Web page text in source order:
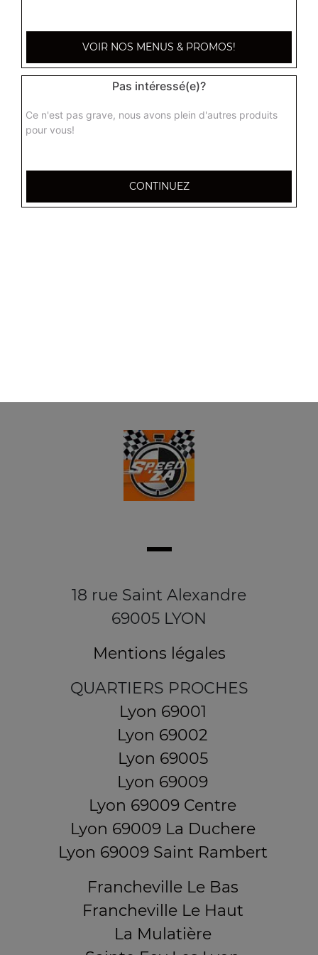
18 rue Saint Alexandre
69005 LYON
Mentions légales
QUARTIERS PROCHES
Lyon 69001
Lyon 69002
Lyon 69005
Lyon 69009
Lyon 69009 Centre
Lyon 69009 La Duchere
Lyon 69009 Saint Rambert
Francheville Le Bas
Francheville Le Haut
La Mulatière
VOIR NOS MENUS & PROMOS!
Pas intéressé(e)?
Ce n'est pas grave, nous avons plein d'autres produits
pour vous!
CONTINUEZ